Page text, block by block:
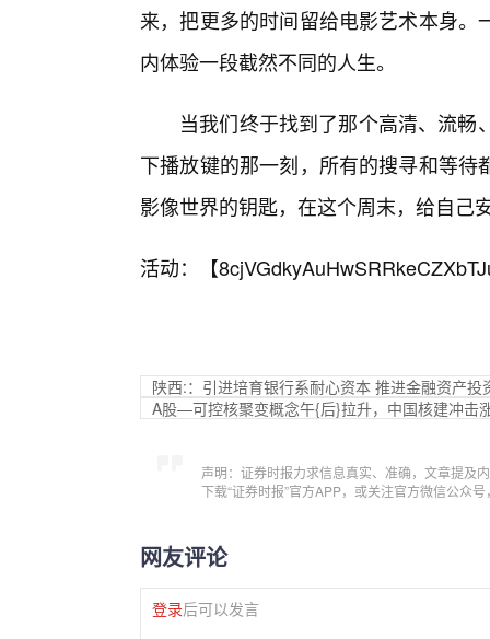
来，把更多的时间留给电影艺术本身
内体验一段截然不同的人生。
当我们终于找到了那个高清、流
下播放键的那一刻，所有的搜寻和等
影像世界的钥匙，在这个周末，给自己
活动：【
陕西:：引进培育银行系耐心资本 推进金融资产
A股—可控核聚变概念午{后}拉升，中国核建冲击
声明：证券时报力求信息真实、准确，文章提及
下载“证券时报”官方APP，或关注官方微信公众
网友评论
登录后可以发言